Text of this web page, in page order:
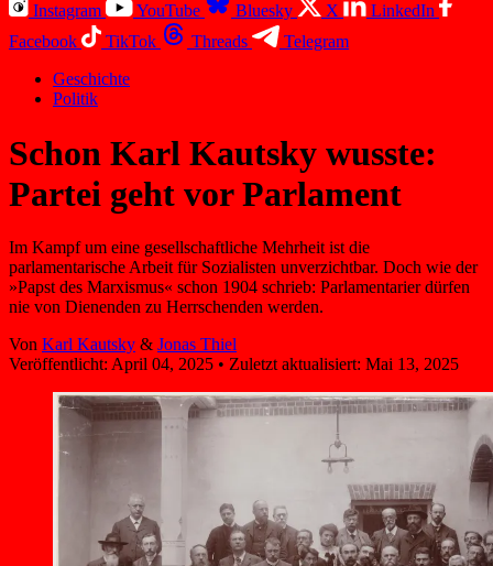
Instagram
YouTube Bluesky X
LinkedIn
Facebook
TikTok Threads
Telegram
Geschichte
Politik
Schon Karl Kautsky wusste:
Partei geht vor Parlament
Im Kampf um eine gesellschaftliche Mehrheit ist die
parlamentarische Arbeit für Sozialisten unverzichtbar. Doch wie der
»Papst des Marxismus« schon 1904 schrieb: Parlamentarier dürfen
nie von Dienenden zu Herrschenden werden.
Von Karl Kautsky & Jonas Thiel
Veröffentlicht: April 04, 2025 • Zuletzt aktualisiert: Mai 13, 2025